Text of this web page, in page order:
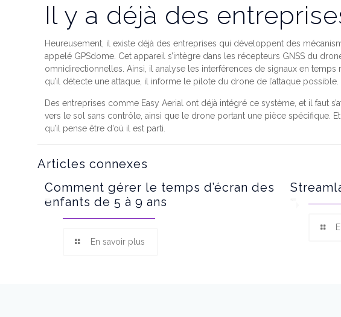
Il y a déjà des
Heureusement, il existe déjà des entreprises qui développent des
appelé GPSdome. Cet appareil s’intègre dans les récepteurs GNSS du
omnidirectionnelles. Ainsi, il analyse les interférences de signaux en
qu’il détecte une attaque, il informe le pilote du drone de l’attaque possible.
Des entreprises comme Easy Aerial ont déjà intégré ce système, et il faut
vers le sol sans contrôle, ainsi que le drone portant une pièce spécifique.
qu’il pense être d’où il est parti.
Articles connexes
Comment gérer le temps d’écran des
enfants de 5 à 9 ans
En savoir plus